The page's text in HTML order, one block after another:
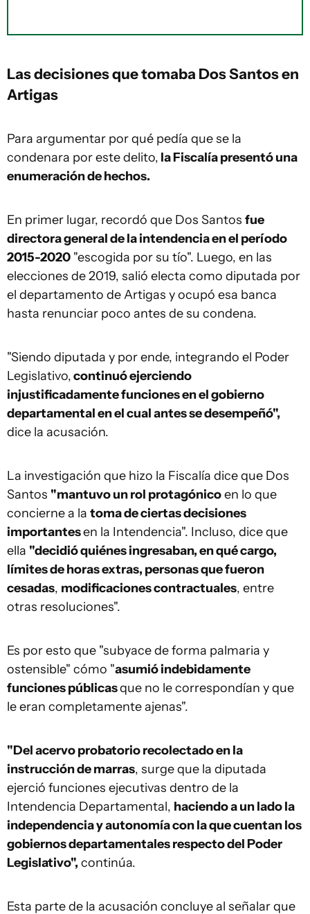
Las decisiones que tomaba Dos Santos en
Artigas
Para argumentar por qué pedía que se la
condenara por este delito, la Fiscalía presentó una
enumeración de hechos.
En primer lugar, recordó que Dos Santos fue
directora general de la intendencia en el período
2015-2020 "escogida por su tío". Luego, en las
elecciones de 2019, salió electa como diputada por
el departamento de Artigas y ocupó esa banca
hasta renunciar poco antes de su condena.
"Siendo diputada y por ende, integrando el Poder
Legislativo,continuó ejerciendo
injustificadamente funciones en el gobierno
departamental en el cual antes se desempeñó",
dice la acusación.
La investigación que hizo la Fiscalía dice que Dos
Santos "mantuvo un rol protagónicoen lo que
concierne a la toma de ciertas decisiones
importantesen la Intendencia". Incluso, dice que
ella "decidió quiénes ingresaban, en qué cargo,
límites de horas extras, personas que fueron
cesadas, modificaciones contractuales, entre
otras resoluciones".
Es por esto que "subyace de forma palmaria y
ostensible" cómo "asumió indebidamente
funciones públicasque no le correspondían y que
le eran completamente ajenas".
"Del acervo probatorio recolectado en la
instrucción de marras, surge que la diputada
ejerció funciones ejecutivas dentro de la
Intendencia Departamental, haciendo a un lado la
independencia y autonomía con la que cuentan los
gobiernos departamentales respecto del Poder
Legislativo", continúa.
Esta parte de la acusación concluye al señalar que